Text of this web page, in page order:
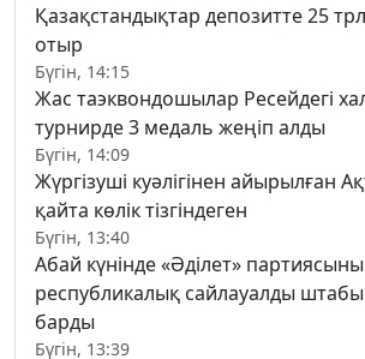
Қазақстандықтар депозитте 25
отыр
Бүгін, 14:15
Жас таэквондошылар Ресейдегі
турнирде 3 медаль жеңіп алды
Бүгін, 14:09
Жүргізуші куәлігінен айырылған
қайта көлік тізгіндеген
Бүгін, 13:40
Абай күнінде «Әділет»
республикалық сайлауалды
барды
Бүгін, 13:39